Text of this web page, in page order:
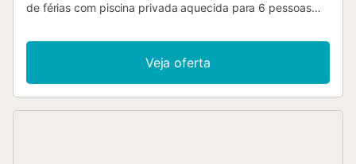
de férias com piscina privada aquecida para 6 pessoas
está localizada num bairro espanhol tranquilo e combina o
charme da arquitetura tradicional espanhola com um
interior moderno. O interior inclui uma sala de estar
acolhedora e uma cozinha moderna equipada com os mais
Veja oferta